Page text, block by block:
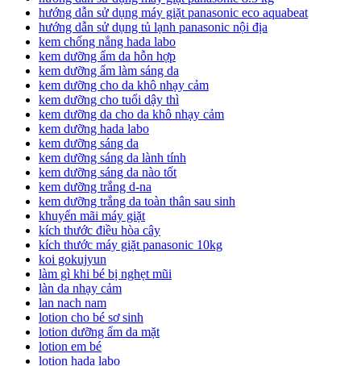
hướng dẫn sử dụng máy giặt panasonic eco aquabeat
hướng dẫn sử dụng tủ lạnh panasonic nội địa
kem chống nắng hada labo
kem dưỡng ẩm da hỗn hợp
kem dưỡng ẩm làm sáng da
kem dưỡng cho da khô nhạy cảm
kem dưỡng cho tuổi dậy thì
kem dưỡng da cho da khô nhạy cảm
kem dưỡng hada labo
kem dưỡng sáng da
kem dưỡng sáng da lành tính
kem dưỡng sáng da nào tốt
kem dưỡng trắng d-na
kem dưỡng trắng da toàn thân sau sinh
khuyến mãi máy giặt
kích thước điều hòa cây
kích thước máy giặt panasonic 10kg
koi gokujyun
làm gì khi bé bị nghẹt mũi
làn da nhạy cảm
lan nach nam
lotion cho bé sơ sinh
lotion dưỡng ẩm da mặt
lotion em bé
lotion hada labo